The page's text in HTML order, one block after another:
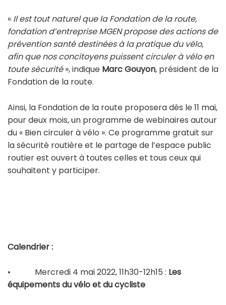
« Il est tout naturel que la Fondation de la route,
fondation d’entreprise MGEN propose des actions de
prévention santé destinées à la pratique du vélo,
afin que nos concitoyens puissent circuler à vélo en
toute sécurité», indique Marc Gouyon, président de la
Fondation de la route.
Ainsi, la Fondation de la route proposera dès le 11 mai,
pour deux mois, un programme de webinaires autour
du « Bien circuler à vélo ». Ce programme gratuit sur
la sécurité routière et le partage de l’espace public
routier est ouvert à toutes celles et tous ceux qui
souhaitent y participer.
Calendrier :
• Mercredi 4 mai 2022, 11h30-12h15 : Les
équipements du vélo et du cycliste